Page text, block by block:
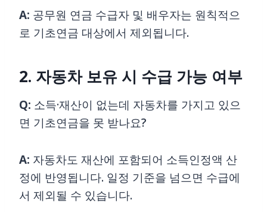
A:공무원 연금 수급자 및 배우자는 원칙적으
로 기초연금 대상에서 제외됩니다.
2. 자동차 보유 시 수급 가능 여부
Q:소득·재산이 없는데 자동차를 가지고 있으
면 기초연금을 못 받나요?
A:자동차도 재산에 포함되어 소득인정액 산
정에 반영됩니다. 일정 기준을 넘으면 수급에
서 제외될 수 있습니다.